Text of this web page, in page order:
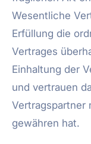
Wesentliche
Erfüllung die
Vertrages
Einhaltung der
und vertrauen
Vertragspartner
gewähren hat.